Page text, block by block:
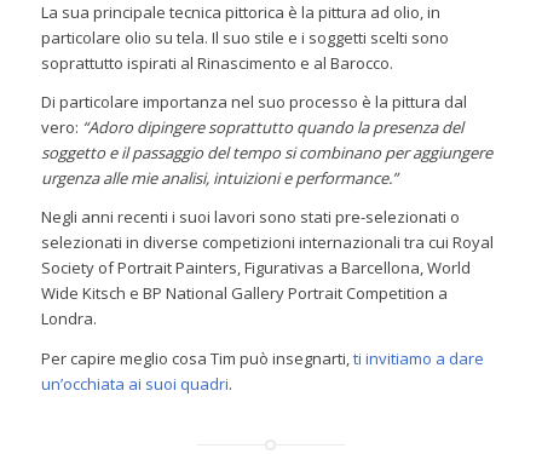
La sua principale tecnica pittorica è la pittura ad olio, in
particolare olio su tela. Il suo stile e i soggetti scelti sono
soprattutto ispirati al Rinascimento e al Barocco.
Di particolare importanza nel suo processo è la pittura dal
vero: “Adoro dipingere soprattutto quando la presenza del
soggetto e il passaggio del tempo si combinano per aggiungere
urgenza alle mie analisi, intuizioni e performance.”
Negli anni recenti i suoi lavori sono stati pre-selezionati o
selezionati in diverse competizioni internazionali tra cui Royal
Society of Portrait Painters, Figurativas a Barcellona, World
Wide Kitsch e BP National Gallery Portrait Competition a
Londra.
Per capire meglio cosa Tim può insegnarti, ti invitiamo a dare
un’occhiata ai suoi quadri.